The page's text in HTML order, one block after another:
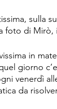
sulla
foto di Mirò,
in
giorno
venerdì
da